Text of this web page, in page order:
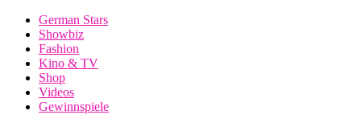
German Stars
Showbiz
Fashion
Kino & TV
Shop
Videos
Gewinnspiele